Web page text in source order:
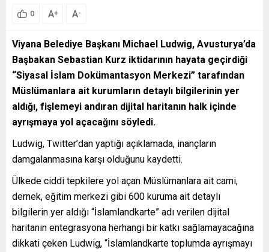
0 A+ A-
Viyana Belediye Başkanı Michael Ludwig, Avusturya’da
Başbakan Sebastian Kurz iktidarının hayata geçirdiği
“Siyasal İslam Dokümantasyon Merkezi” tarafından
Müslümanlara ait kurumların detaylı bilgilerinin yer
aldığı, fişlemeyi andıran dijital haritanın halk içinde
ayrışmaya yol açacağını söyledi.
Ludwig, Twitter’dan yaptığı açıklamada, inançların
damgalanmasına karşı olduğunu kaydetti.
Ülkede ciddi tepkilere yol açan Müslümanlara ait cami,
dernek, eğitim merkezi gibi 600 kuruma ait detaylı
bilgilerin yer aldığı “İslamlandkarte” adı verilen dijital
haritanın entegrasyona herhangi bir katkı sağlamayacağına
dikkati çeken Ludwig, “İslamlandkarte toplumda ayrışmayı